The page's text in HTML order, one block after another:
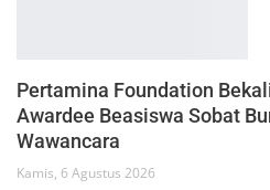
Pertamina Foundation
Awardee Beasiswa Sobat
Wawancara
Kamis, 6 Agustus 2026